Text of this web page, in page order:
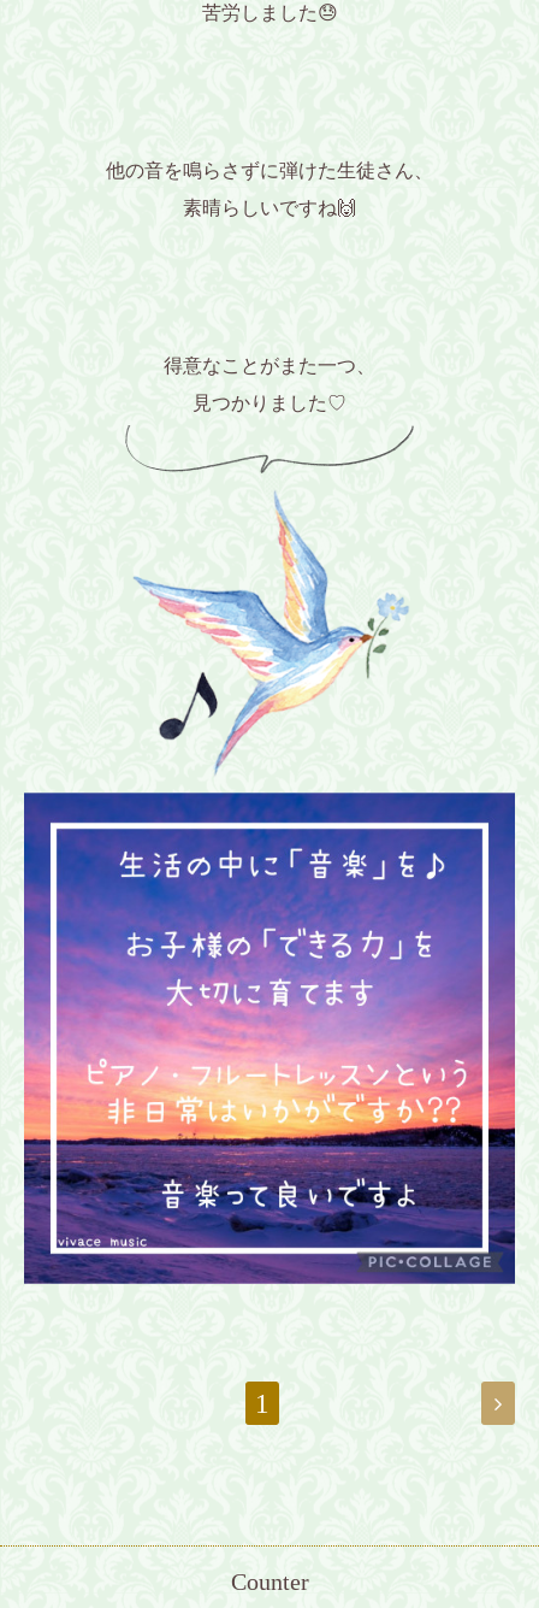
苦労しました😓
他の音を鳴らさずに弾けた生徒さん、
素晴らしいですね🙌
得意なことがまた一つ、
見つかりました♡
1
Counter